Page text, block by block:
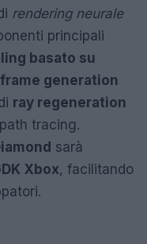
rendering neurale
principali
basato su
generation
ray regeneration
tracing.
sarà
Xbox, facilitando